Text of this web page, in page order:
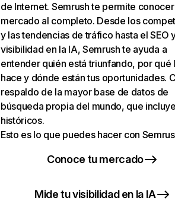
de Internet. Semrush te permite
mercado al completo. Desde los
y las tendencias de tráfico hasta el SEO
visibilidad en la IA, Semrush te ayuda a
entender quién está triunfando, por qué
hace y dónde están tus oportunidades.
respaldo de la mayor base de datos de
búsqueda propia del mundo, que
históricos.
Esto es lo que puedes hacer con
Conoce tu mercado
Mide tu visibilidad en la IA